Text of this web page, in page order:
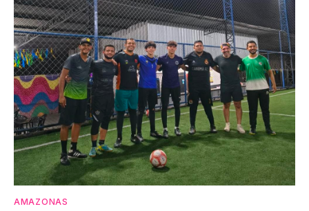
AMAZONAS